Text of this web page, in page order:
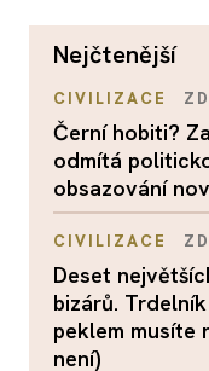
nejčtenější
CIVILIZACE
Černí hobiti?
odmítá
obsazování
CIVILIZACE
Deset
bizárů.
peklem musíte
není)